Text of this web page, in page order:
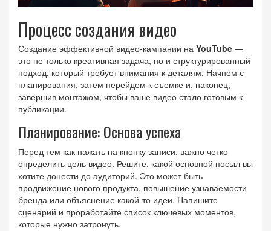
Процесс создания видео
Создание эффективной видео-кампании на YouTube —
это не только креативная задача, но и структурированный
подход, который требует внимания к деталям. Начнем с
планирования, затем перейдем к съемке и, наконец,
завершив монтажом, чтобы ваше видео стало готовым к
публикации.
Планирование: Основа успеха
Перед тем как нажать на кнопку записи, важно четко
определить цель видео. Решите, какой основной посыл вы
хотите донести до аудиторий. Это может быть
продвижение нового продукта, повышение узнаваемости
бренда или объяснение какой-то идеи. Напишите
сценарий и проработайте список ключевых моментов,
которые нужно затронуть.